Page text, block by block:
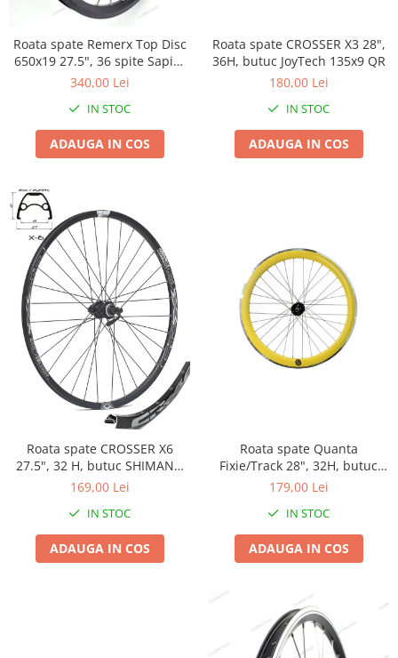
Accesorii roți
Roți față
Schimbătoare spate
Șei
Tije sa
Tije telescopice
Coliere tije șa
Manete tije telescopice
Piese tije sa
Tije fixe
Tubeless și soluții anti-pană
Amortizoare spate
Groupset
Roata spate Remerx Top Disc
650x19 27.5", 36 spite Sapim
Leader, butuc Fastace 142x12
340,00 Lei
IN STOC
ADAUGA IN COS
Roata spate CROSSER X3 28",
36H, butuc JoyTech 135x9 QR
180,00 Lei
IN STOC
ADAUGA IN COS
Roata spate CROSSER X6
27.5", 32 H, butuc SHIMANO
TX505 135x9 QR
169,00 Lei
IN STOC
ADAUGA IN COS
Roata spate Quanta
Fixie/Track 28", 32H, butuc
Quanta 120x10 16T
179,00 Lei
IN STOC
ADAUGA IN COS